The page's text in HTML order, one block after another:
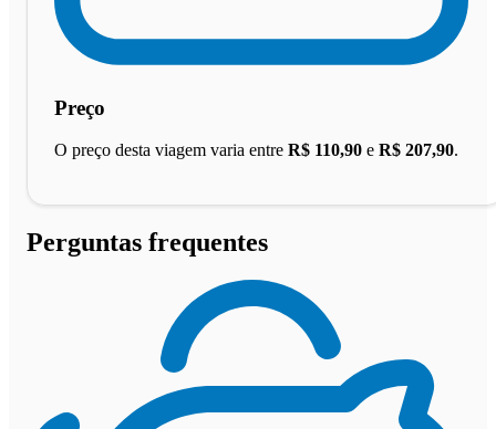
Preço
O preço desta viagem varia entre R$ 110,90 e R$ 207,90.
Perguntas frequentes